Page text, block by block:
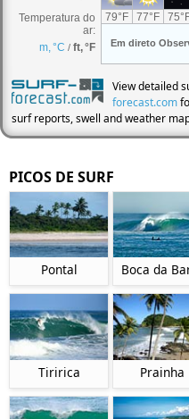
View detailed
forecast.com
surf reports, swell and weather
PICOS DE SURF
Pontal Boca da
Tiririca Prainha